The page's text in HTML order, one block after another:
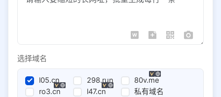
选择域名
l05.cn 298.run
80v.me
ro3.cn
l47.cn 私有域名